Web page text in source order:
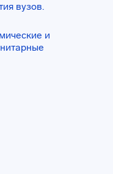
вузов.
и